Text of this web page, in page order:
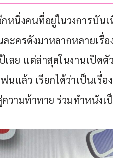
กหนึ่งคนที่อยู่ในวงการบัน
ะครดังมาหลากหลายเรื่
เลย แต่ล่าสุดในงานเปิด
แล้ว เรียกได้ว่าเป็นเรื่อ
วามท้าทาย ร่วมทำหนัง